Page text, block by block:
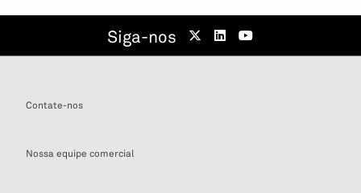
Siga-nos
Contate-nos
Nossa equipe comercial